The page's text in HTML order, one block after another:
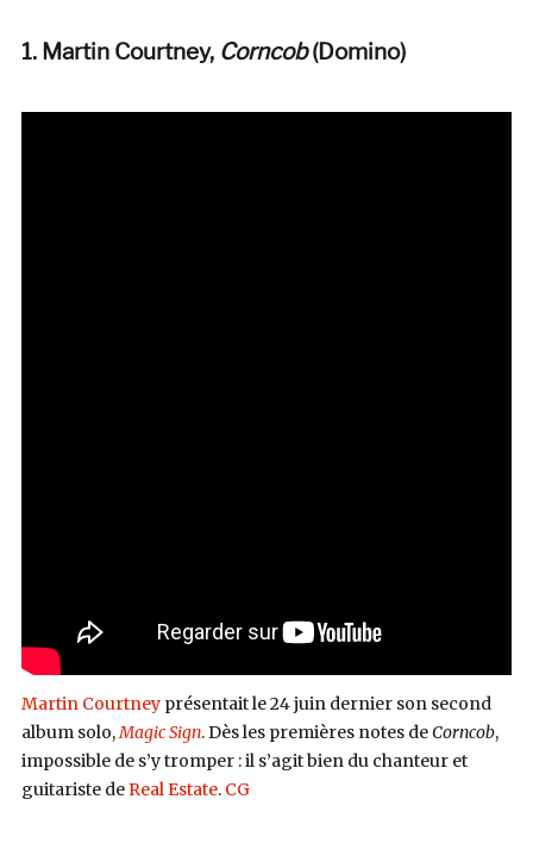
1. Martin Courtney, Corncob(Domino)
Martin Courtneyprésentait le 24 juin dernier son second
album solo,Magic Sign. Dès les premières notes deCorncob,
impossible de s’y tromper : il s’agit bien du chanteur et
guitariste deReal Estate. CG